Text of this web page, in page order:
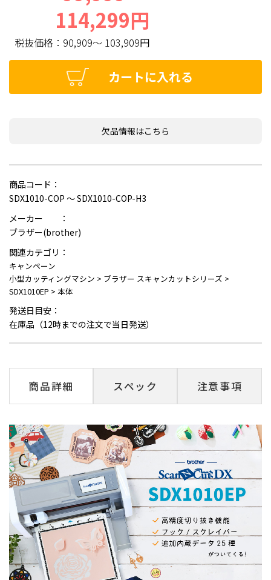
114,299円
税抜価格： 90,909～ 103,909円
カートに入れる
欠品情報はこちら
商品コード：
SDX1010-COP ～ SDX1010-COP-H3
メーカー ：
ブラザー(brother)
関連カテゴリ：
キャンペーン
小型カッティングマシン > ブラザー スキャンカットシリーズ >
SDX1010EP > 本体
発送日目安：
在庫品（12時までの注文で当日発送）
商品詳細 スペック 注意事項